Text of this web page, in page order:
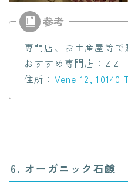
専門店、お土産屋等で
おすすめ専門店：ZIZI
住所： Vene 12, 10140
6. オーガニック石鹸